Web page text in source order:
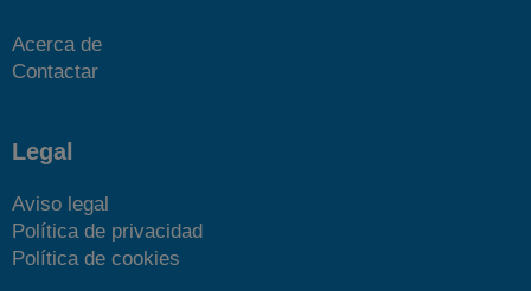
Acerca de
Contactar
Legal
Aviso legal
Política de privacidad
Política de cookies